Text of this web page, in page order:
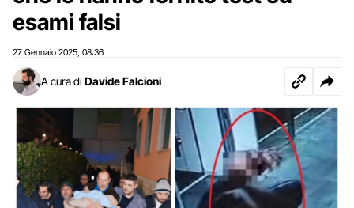
esami falsi
27 Gennaio 2025 08:36
A cura di Davide Falcioni